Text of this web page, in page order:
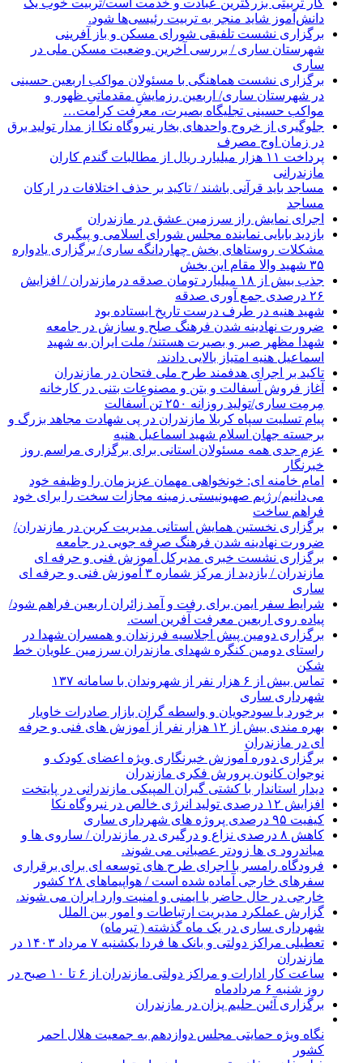
دانش‌آموز شاید منجر به تربیت رئیسی‌ها شود.
برگزاری ‌نشست تلفیقی شورای مسکن و باز آفرینی
شهرستان ساری / بررسی آخرین وضعیت مسکن ملی در
ساری
برگزاری نشست هماهنگی با مسئولان مواکب اربعین حسینی
در شهرستان ساری/ اربعین رزمایشِ مقدماتیِ ظهور و
مواکب حسینی تجلیگاه بصیرت، معرفت کرامت…
جلوگیری از خروج واحدهای بخار نیروگاه نکا از مدار تولید برق
در زمان اوج مصرف
پرداخت ۱۱ هزار میلیارد ریال از مطالبات گندم کاران
مازندرانی
مساجد باید قرآنی باشند / تاکید بر حذف اختلافات در ارکان
مساجد
اجرای نمایش راز سرزمین عشق در مازندران
بازدید بابایی نماینده مجلس شورای اسلامی و پیگیری
مشکلات روستاهای بخش چهاردانگه ساری/ برگزاری یادواره
۳۵ شهید والا مقام این بخش
جذب بیش از ۱۸ میلیارد تومان صدقه درمازندران / افزایش
۲۶ درصدی جمع آوری صدقه
شهید هنیه در طرف درست تاریخ ایستاده بود
ضرورت نهادینه شدن فرهنگ صلح و سازش در جامعه
شهدا مظهر صبر و بصیرت هستند/ ملت ایران به شهید
اسماعیل هنیه امتیاز بالایی دادند.
تاکید بر اجرای هدفمند طرح ملی فتحان در مازندران
آغاز فروش آسفالت و بتن و مصنوعات بتنی در کارخانه
مِرمِت ساری/تولید روزانه ۲۵۰ تن آسفالت
پیام تسلیت سپاه کربلا مازندران در پی شهادت مجاهد بزرگ و
برجسته جهان اسلام شهید اسماعیل هنیه
عزم جدی همه مسئولان استانی برای برگزاری مراسم روز
خبرنگار
امام خامنه ای: خونخواهی مهمان عزیزمان را وظیفه خود
می‌دانیم/رژیم صهیونیستی زمینه مجازات سخت را برای خود
فراهم ساخت
برگزاری نخستین همایش استانی مدیریت کربن در مازندران/
ضرورت نهادینه شدن فرهنگ صرفه جویی در جامعه
برگزاری نشست خبری مدیرکل آموزش فنی و حرفه ای
مازندران / بازدید از مرکز شماره ۳ آموزش فنی و حرفه ای
ساری
شرایط سفر ایمن برای رفت و آمد زائران اربعین فراهم شود/
پیاده روی اربعین معرفت آفرین است.
برگزاری دومین پیش اجلاسیه فرزندان و همسران شهدا در
راستای دومین کنگره شهدای مازندران سرزمین علویان خط
شکن
تماس بیش از ۶ هزار نفر از شهروندان با سامانه ۱۳۷
شهرداری ساری
برخورد با سودجویان و واسطه گران بازار صادرات خاویار
بهره مندی بیش از ۱۲ هزار نفر از آموزش های فنی و حرفه
ای در مازندران
برگزاری دوره آموزش خبرنگاری ویژه اعضای کودک و
نوجوان کانون پرورش فکری مازندران
دیدار استاندار با کشتی گیران المپیکی مازندرانی در پایتخت
افزایش ۱۲ درصدی تولید انرژی خالص در نیروگاه نکا
کیفیت ۹۵ درصدی پروژه های شهرداری ساری
کاهش ۸ درصدی نزاع و درگیری در مازندران / ساروی ها و
میاندرود ی ها زودتر عصبانی می شوند.
فرودگاه رامسر با اجرای طرح های توسعه ای برای برقراری
سفرهای خارجی آماده شده است / هواپیماهای ۲۸ کشور
خارجی در حال حاضر با ایمنی و امنیت وارد ایران می شوند.
گزارش عملکرد مدیریت ارتباطات و امور بین الملل
شهرداری ساری در یک ماه گذشته ( تیرماه)
تعطیلی مراکز دولتی و بانک ها فردا یکشنبه ۷ مرداد ۱۴۰۳ در
مازندران
ساعت کار ادارات و مراکز دولتی مازندران از ۶ تا ۱۰ صبح در
روز شنبه ۶ مردادماه
برگزاری آئین حلیم پزان در مازندران
نگاه ویژه حمایتی مجلس دوازدهم به جمعیت هلال احمر
کشور